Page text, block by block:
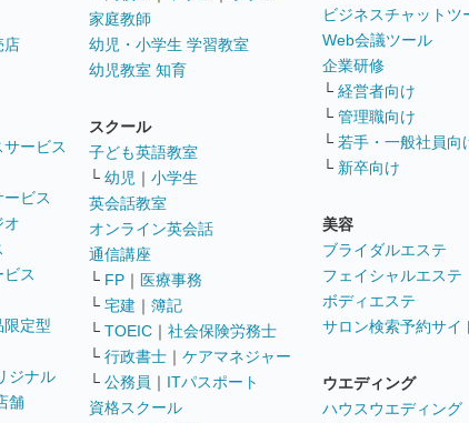
店
ービス
ビス
オ
ス
限定型
ジナル
舗
家庭教師
幼児・小学生 学習教室
幼児教室 知育
スクール
子ども英語教室
└ 幼児 ｜ 小学生
英会話教室
オンライン英会話
通信講座
└ FP ｜ 医療事務
└ 宅建 ｜ 簿記
└ TOEIC ｜ 社会保険労務士
└ 行政書士 ｜ ケアマネジャー
└ 公務員 ｜ ITパスポート
資格スクール
ビジネスチャットツ
Web会議ツール
企業研修
└ 経営者向け
└ 管理職向け
└ 若手・一般社員向
└ 新卒向け
美容
ブライダルエステ
フェイシャルエステ
ボディエステ
サロン検索予約サイ
ウエディング
ハウスウエディング